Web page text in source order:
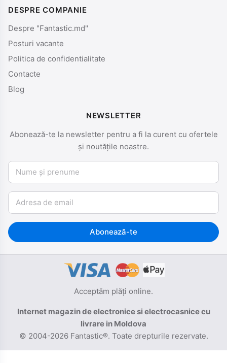
DESPRE COMPANIE
Despre "Fantastic.md"
Posturi vacante
Politica de confidentialitate
Contacte
Blog
NEWSLETTER
Abonează-te la newsletter pentru a fi la curent cu ofertele
și noutățile noastre.
Nume și prenume
Email
Abonează-te
Acceptăm plăți online.
Internet magazin de electronice si electrocasnice cu
livrare in Moldova
© 2004-2026 Fantastic®. Toate drepturile rezervate.